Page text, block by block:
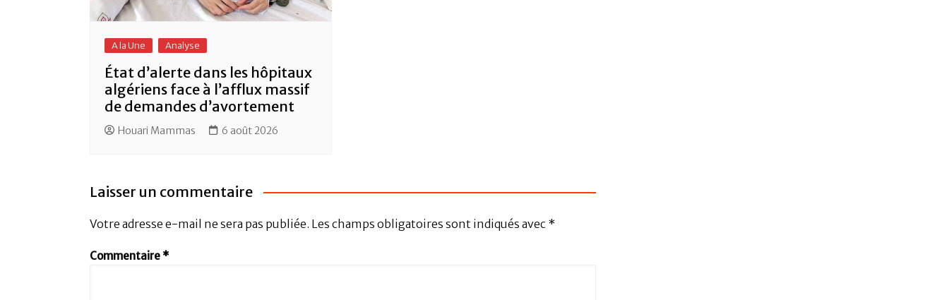
A la Une Analyse
État d’alerte dans les hôpitaux
algériens face à l’afflux massif
de demandes d’avortement
Houari Mammas 6 août 2026
Laisser un commentaire
Votre adresse e-mail ne sera pas publiée. Les champs obligatoires sont indiqués avec *
Commentaire *